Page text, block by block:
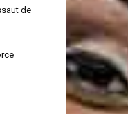
de